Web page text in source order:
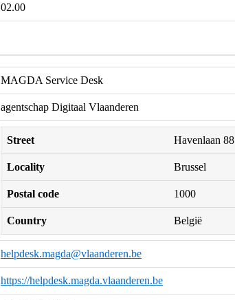
02.00
MAGDA Service Desk
agentschap Digitaal Vlaanderen
Street Havenlaan 88
Locality Brussel
Postal code 1000
Country België
helpdesk.magda@vlaanderen.be
https://helpdesk.magda.vlaanderen.be